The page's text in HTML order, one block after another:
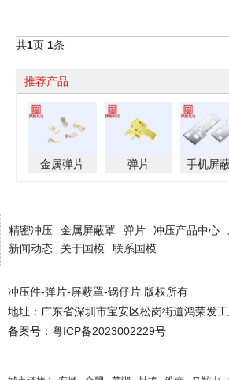
共1页 1条
推荐产品
金属弹片 弹片 手机屏
精密冲压 金属屏蔽罩 弹片 冲压产品中心
新闻动态
关于国模 联系国模
冲压件-弹片-屏蔽罩-锅仔片 版权所有
地址：广东省深圳市宝安区松岗街道鸿荣发
备案号： 粤ICP备2023002229号